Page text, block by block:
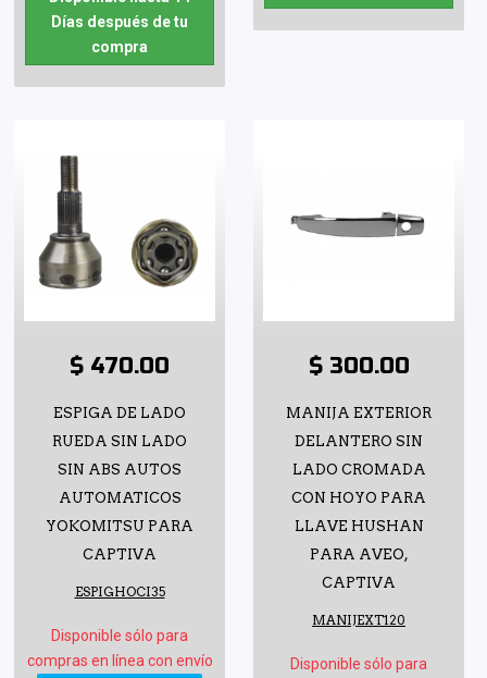
Días después de tu
compra
$ 470.00
ESPIGA DE LADO
RUEDA SIN LADO
SIN ABS AUTOS
AUTOMATICOS
YOKOMITSU PARA
CAPTIVA
ESPIGHOCI35
Disponible sólo para
compras en línea con envío
$ 300.00
MANIJA EXTERIOR
DELANTERO SIN
LADO CROMADA
CON HOYO PARA
LLAVE HUSHAN
PARA AVEO,
CAPTIVA
MANIJEXT120
Disponible sólo para